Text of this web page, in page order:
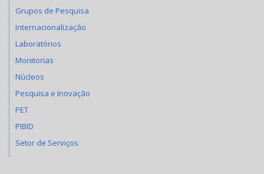
Grupos de Pesquisa
Internacionalização
Laboratórios
Monitorias
Núcleos
Pesquisa e Inovação
PET
PIBID
Setor de Serviços